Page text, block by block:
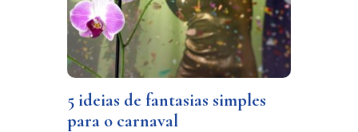
5 ideias de fantasias simples
para o carnaval